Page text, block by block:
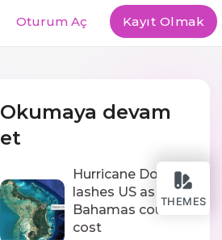
THEMES
Oturum Aç Kayıt Olmak
Okumaya devam
et
Hurricane Dorian
lashes US as
Bahamas counts
cost